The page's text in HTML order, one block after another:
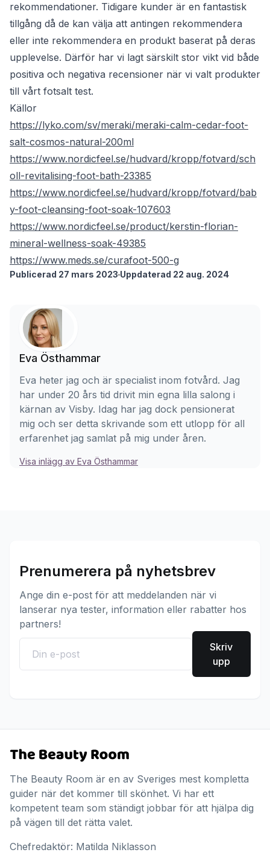
rekommendationer. Tidigare kunder är en fantastisk
tillgång då de kan välja att antingen rekommendera
eller inte rekommendera en produkt baserat på deras
upplevelse. Därför har vi lagt särskilt stor vikt vid både
positiva och negativa recensioner när vi valt produkter
till vårt fotsalt test.
Källor
https://lyko.com/sv/meraki/meraki-calm-cedar-foot-
salt-cosmos-natural-200ml
https://www.nordicfeel.se/hudvard/kropp/fotvard/sch
oll-revitalising-foot-bath-23385
https://www.nordicfeel.se/hudvard/kropp/fotvard/bab
y-foot-cleansing-foot-soak-107603
https://www.nordicfeel.se/product/kerstin-florian-
mineral-wellness-soak-49385
https://www.meds.se/curafoot-500-g
Publicerad 27 mars 2023 Uppdaterad 22 aug. 2024
Eva Östhammar
Eva heter jag och är specialist inom fotvård. Jag
har under 20 års tid drivit min egna lilla salong i
kärnan av Visby. Idag har jag dock pensionerat
mig och ser detta skrivande som ett utlopp för all
erfarenhet jag samlat på mig under åren.
Visa inlägg av Eva Östhammar
Prenumerera på nyhetsbrev
Ange din e-post för att meddelanden när vi
lanserar nya tester, information eller rabatter hos
partners!
Skriv
upp
The Beauty Room är en av Sveriges mest kompletta
guider när det kommer till skönhet. Vi har ett
kompetent team som ständigt jobbar för att hjälpa dig
på vägen till det rätta valet.
Chefredaktör: Matilda Niklasson